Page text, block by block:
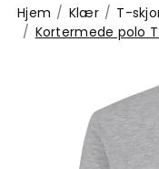
Hjem Klær
T-
Kortermede polo